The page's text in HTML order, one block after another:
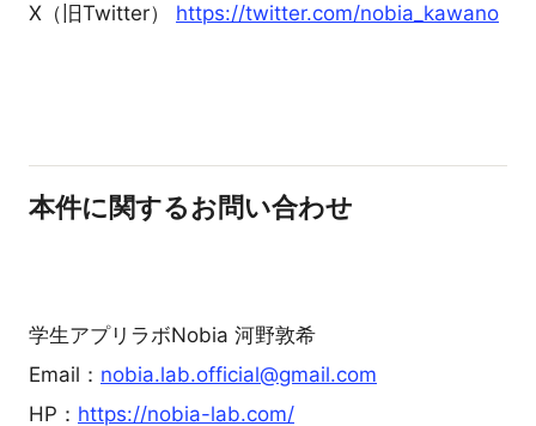
X（旧Twitter） https://twitter.com/nobia_kawano
本件に関するお問い合わせ
学生アプリラボNobia 河野敦希
Email： nobia.lab.official@gmail.com
HP： https://nobia-lab.com/